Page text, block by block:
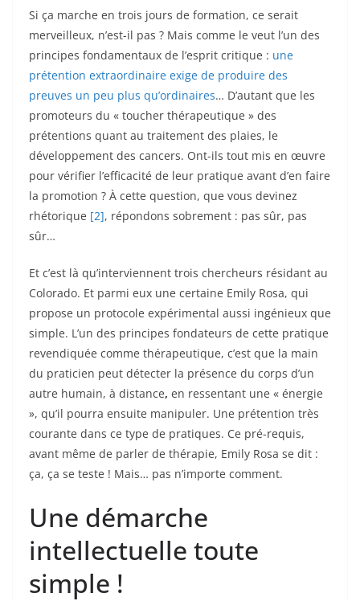
Si ça marche en trois jours de formation, ce serait
merveilleux, n’est-il pas ? Mais comme le veut l’un des
principes fondamentaux de l’esprit critique : une
prétention extraordinaire exige de produire des
preuves un peu plus qu’ordinaires… D’autant que les
promoteurs du « toucher thérapeutique » des
prétentions quant au traitement des plaies, le
développement des cancers. Ont-ils tout mis en œuvre
pour vérifier l’efficacité de leur pratique avant d’en faire
la promotion ? À cette question, que vous devinez
rhétorique [2], répondons sobrement : pas sûr, pas
sûr…
Et c’est là qu’interviennent trois chercheurs résidant au
Colorado. Et parmi eux une certaine Emily Rosa, qui
propose un protocole expérimental aussi ingénieux que
simple. L’un des principes fondateurs de cette pratique
revendiquée comme thérapeutique, c’est que la main
du praticien peut détecter la présence du corps d’un
autre humain, à distance, en ressentant une « énergie
», qu’il pourra ensuite manipuler. Une prétention très
courante dans ce type de pratiques. Ce pré-requis,
avant même de parler de thérapie, Emily Rosa se dit :
ça, ça se teste ! Mais… pas n’importe comment.
Une démarche
intellectuelle toute
simple !